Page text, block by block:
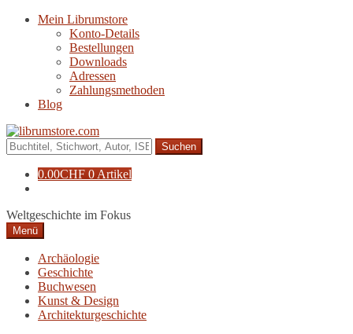
Navigation
Zum
Mein Librumstore
Konto-Details
Bestellungen
Downloads
Adressen
Zahlungsmethoden
Blog
Suche
nach:
0.00CHF 0 Artikel
Weltgeschichte im Fokus
Menü
Archäologie
Geschichte
Buchwesen
Kunst & Design
Architekturgeschichte